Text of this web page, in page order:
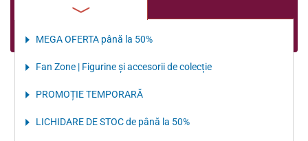
MEGA OFERTA până la 50%
Fan Zone | Figurine și accesorii de colecție
PROMOȚIE TEMPORARĂ
LICHIDARE DE STOC de până la 50%